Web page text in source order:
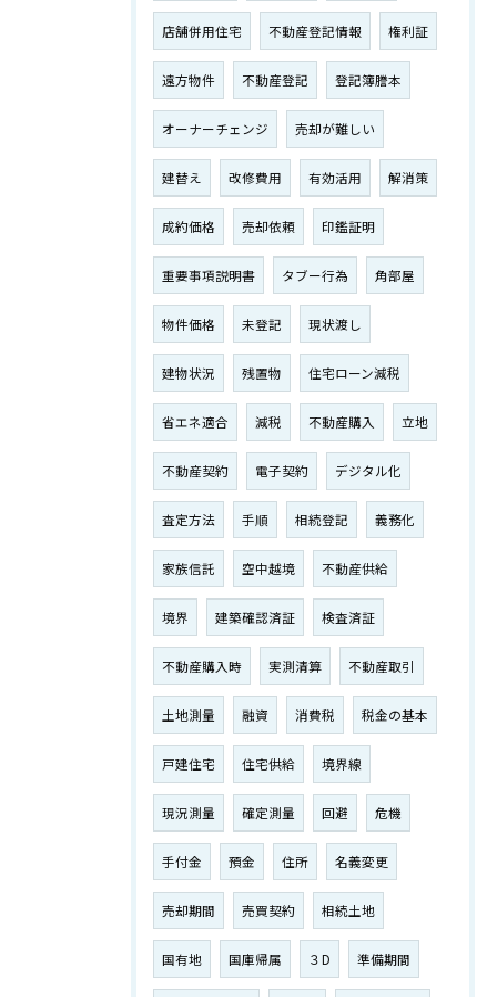
店舗併用住宅 不動産登記情報 権利証
遠方物件 不動産登記 登記簿謄本
オーナーチェンジ 売却が難しい
建替え 改修費用 有効活用 解消策
成約価格 売却依頼 印鑑証明
重要事項説明書 タブー行為 角部屋
物件価格 未登記 現状渡し
建物状況 残置物 住宅ローン減税
省エネ適合 減税 不動産購入 立地
不動産契約 電子契約 デジタル化
査定方法 手順 相続登記 義務化
家族信託 空中越境 不動産供給
境界 建築確認済証 検査済証
不動産購入時 実測清算 不動産取引
土地測量 融資 消費税 税金の基本
戸建住宅 住宅供給 境界線
現況測量 確定測量 回避 危機
手付金 預金 住所 名義変更
売却期間 売買契約 相続土地
国有地 国庫帰属 ３D 準備期間